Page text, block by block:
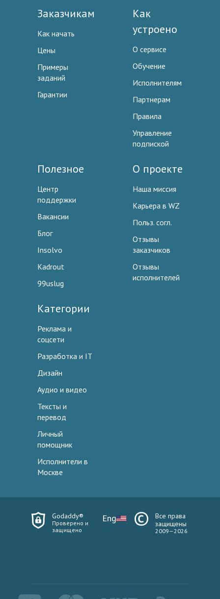
Заказчикам
Как начать
Цены
Примеры
заданий
Гарантии
Как
устроено
О сервисе
Обучение
Исполнителям
Партнерам
Правила
Управление
подпиской
Полезное
Центр
поддержки
Вакансии
Блог
Insolvo
Kadrout
99uslug
О проекте
Наша миссия
Карьера в WZ
Польз. согл.
Отзывы
заказчиков
Отзывы
исполнителей
Категории
Реклама и
соцсети
Разработка и IT
Дизайн
Аудио и видео
Тексты и
перевод
Личный
помощник
Исполнители в
Москве
Godaddy®
Проверено и
защищено
Eng
Все права
защищены
2009—2026